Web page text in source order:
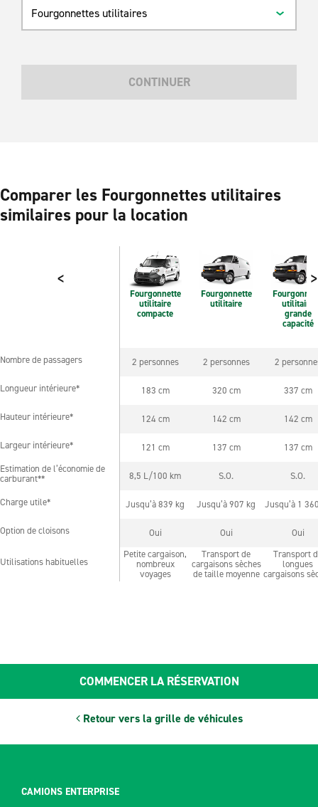
Fourgonnettes utilitaires
CONTINUER
Comparer les Fourgonnettes utilitaires
similaires pour la location
< >
Fourgonnette
utilitaire
compacte
Fourgonnette
utilitaire
utilitaire
grande
capacité
Nombre de passagers 2 personnes 2 personnes 2
Longueur intérieure* 183 cm 320 cm 337 cm
Hauteur intérieure* 124 cm 142 cm 142 cm
Largeur intérieure* 121 cm 137 cm 137 cm
Estimation de l’économie de
carburant**
8,5 L/100 km S.O. S.O.
Charge utile* Jusqu’à 839 kg Jusqu’à 907 kg Jusqu’à 1
Option de cloisons Oui Oui Oui
Utilisations habituelles
Petite cargaison,
nombreux
voyages
Transport de
cargaisons sèches
de taille moyenne
Transport
longues
cargaisons
Nombre de passagers
Longueur intérieure*
Hauteur intérieure*
Largeur intérieure*
Estimation de l’économie de
carburant**
Charge utile*
Option de cloisons
Utilisations habituelles
Retour vers la grille de véhicules
COMMENCER LA RÉSERVATION
CAMIONS ENTERPRISE